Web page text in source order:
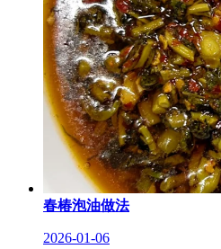
春椿泡油做法
2026-01-06